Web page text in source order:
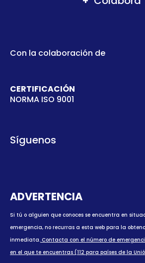
Con la colaboración de
CERTIFICACIÓN
NORMA ISO 9001
Síguenos
ADVERTENCIA
Si tú o alguien que conoces se encuentra en
emergencia, no recurras a esta web para la
inmediata. Contacta con el número de
en el que te encuentras (112 para países de la